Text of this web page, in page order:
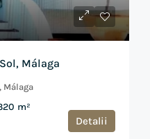
Málaga
Málaga
m²
Detalii